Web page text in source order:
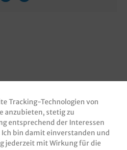
Tracking-Technologien von
anzubieten, stetig zu
entsprechend der Interessen
bin damit einverstanden und
jederzeit mit Wirkung für die